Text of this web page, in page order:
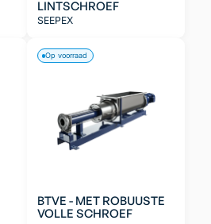
LINTSCHROEF
SEEPEX
BTVE - MET ROBUUSTE
VOLLE SCHROEF
Op voorraad